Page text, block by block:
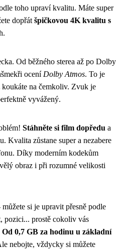
toho upraví kvalitu. Máte super
dopřát špičkovou 4K kvalitu s
Od běžného sterea až po Dolby
ocení Dolby Atmos. To je
na čemkoliv. Zvuk je
vyvážený.
Stáhněte si film dopředu a
Kvalita zůstane super a nezabere
Díky moderním kodekům
obraz i při rozumné velikosti
si je upravit přesně podle
pozici... prostě cokoliv vás
Od 0,7 GB za hodinu u základní
nebojte, vždycky si můžete